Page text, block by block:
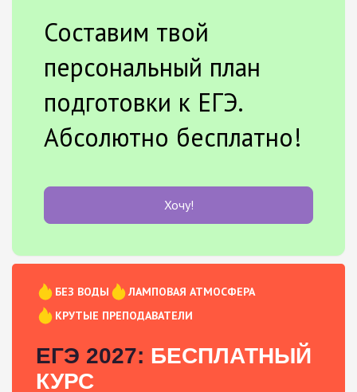
Составим твой
персональный план
подготовки к ЕГЭ.
Абсолютно бесплатно!
Хочу!
БЕЗ ВОДЫ
ЛАМПОВАЯ АТМОСФЕРА
КРУТЫЕ ПРЕПОДАВАТЕЛИ
ЕГЭ 2027: БЕСПЛАТНЫЙ
КУРС